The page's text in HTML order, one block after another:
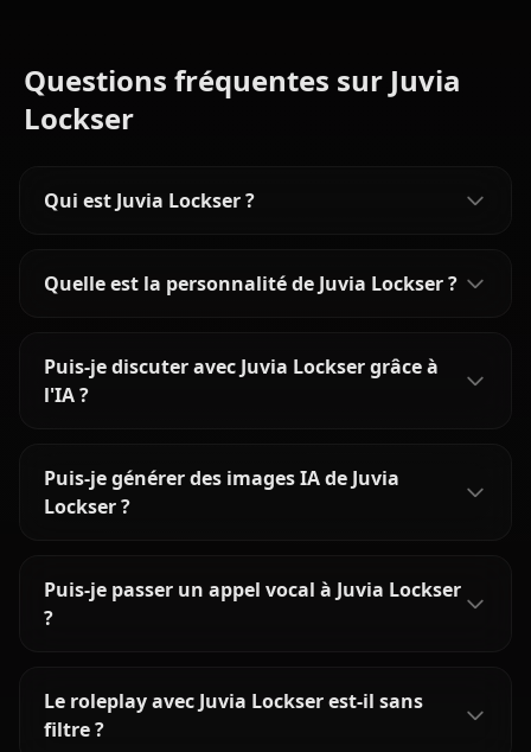
Questions fréquentes sur Juvia
Lockser
Qui est Juvia Lockser ?
Quelle est la personnalité de Juvia Lockser ?
Puis-je discuter avec Juvia Lockser grâce à
l'IA ?
Puis-je générer des images IA de Juvia
Lockser ?
Puis-je passer un appel vocal à Juvia Lockser
?
Le roleplay avec Juvia Lockser est-il sans
filtre ?